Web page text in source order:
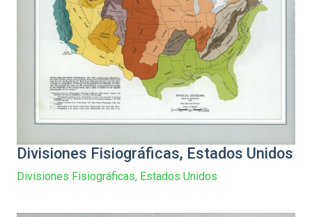
Divisiones Fisiográficas, Estados Unidos
Divisiones Fisiográficas, Estados Unidos